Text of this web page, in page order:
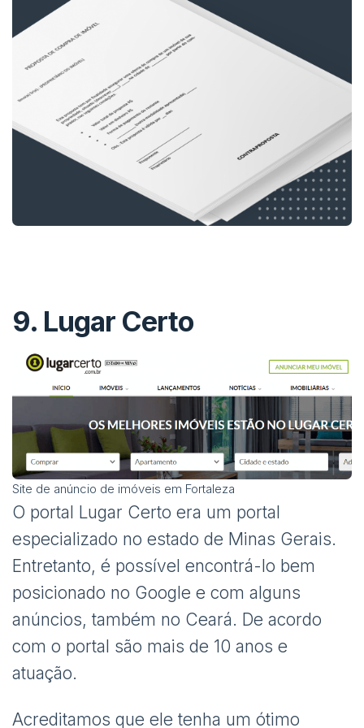
9. Lugar Certo
Site de anúncio de imóveis em Fortaleza
O portal Lugar Certo era um portal
especializado no estado de Minas Gerais.
Entretanto, é possível encontrá-lo bem
posicionado no Google e com alguns
anúncios, também no Ceará. De acordo
com o portal são mais de 10 anos e
atuação.
Acreditamos que ele tenha um ótimo